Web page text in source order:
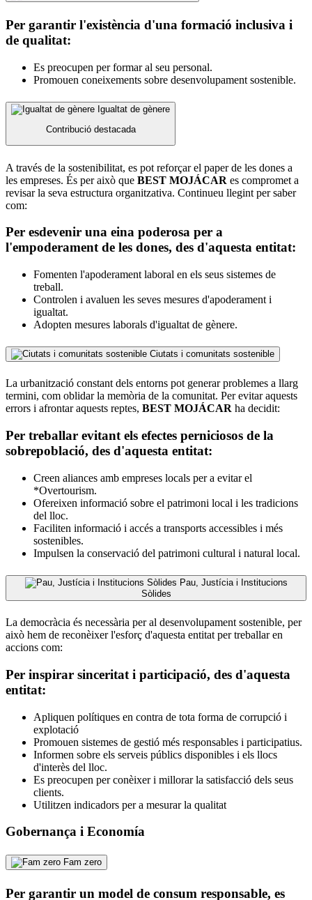
Per garantir l'existència d'una formació inclusiva i
de qualitat:
Es preocupen per formar al seu personal.
Promouen coneixements sobre desenvolupament sostenible.
Igualtat de gènere
Contribució destacada
A través de la sostenibilitat, es pot reforçar el paper de les dones a
les empreses. És per això que BEST MOJÁCAR es compromet a
revisar la seva estructura organitzativa. Continueu llegint per saber
com:
Per esdevenir una eina poderosa per a
l'empoderament de les dones, des d'aquesta entitat:
Fomenten l'apoderament laboral en els seus sistemes de
treball.
Controlen i avaluen les seves mesures d'apoderament i
igualtat.
Adopten mesures laborals d'igualtat de gènere.
Ciutats i comunitats sostenible
La urbanització constant dels entorns pot generar problemes a llarg
termini, com oblidar la memòria de la comunitat. Per evitar aquests
errors i afrontar aquests reptes, BEST MOJÁCAR ha decidit:
Per treballar evitant els efectes perniciosos de la
sobrepoblació, des d'aquesta entitat:
Creen aliances amb empreses locals per a evitar el
*Overtourism.
Ofereixen informació sobre el patrimoni local i les tradicions
del lloc.
Faciliten informació i accés a transports accessibles i més
sostenibles.
Impulsen la conservació del patrimoni cultural i natural local.
Pau, Justícia i Institucions
Sòlides
La democràcia és necessària per al desenvolupament sostenible, per
això hem de reconèixer l'esforç d'aquesta entitat per treballar en
accions com:
Per inspirar sinceritat i participació, des d'aquesta
entitat:
Apliquen polítiques en contra de tota forma de corrupció i
explotació
Promouen sistemes de gestió més responsables i participatius.
Informen sobre els serveis públics disponibles i els llocs
d'interès del lloc.
Es preocupen per conèixer i millorar la satisfacció dels seus
clients.
Utilitzen indicadors per a mesurar la qualitat
Gobernança i Economía
Fam zero
Per garantir un model de consum responsable, es